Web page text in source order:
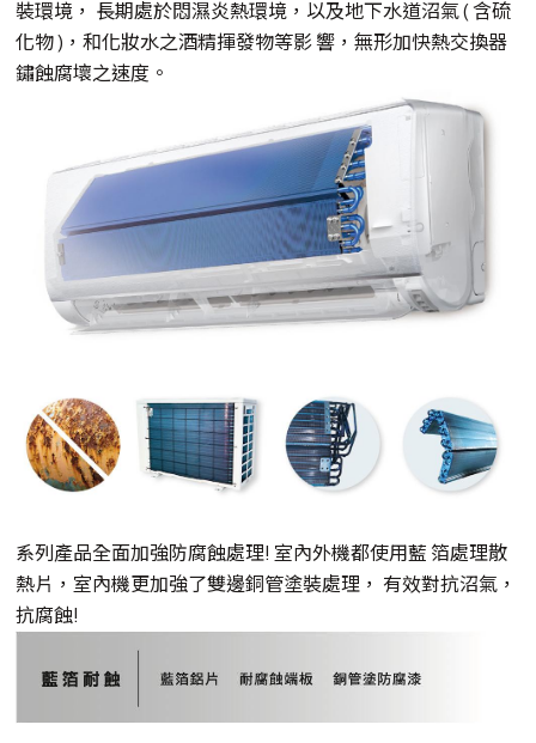
裝環境， 長期處於悶濕炎熱環境，以及地下水道沼氣 ( 含硫
化物 )，和化妝水之酒精揮發物等影 響，無形加快熱交換器
鏽蝕腐壞之速度。
系列產品全面加強防腐蝕處理! 室內外機都使用藍 箔處理散
熱片，室內機更加強了雙邊銅管塗裝處理， 有效對抗沼氣，
抗腐蝕!